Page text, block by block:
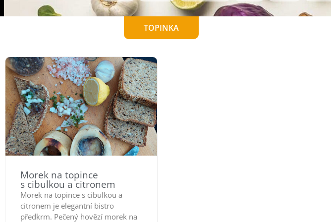
TOPINKA
Morek na topince
s cibulkou a citronem
Morek na topince s cibulkou a
citronem je elegantní bistro
předkrm. Pečený hovězí morek na